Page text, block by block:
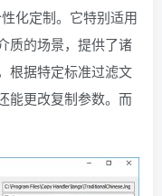
化定制。它特别适用
质的场景，提供了诸
根据特定标准过滤文
能更改复制参数。而